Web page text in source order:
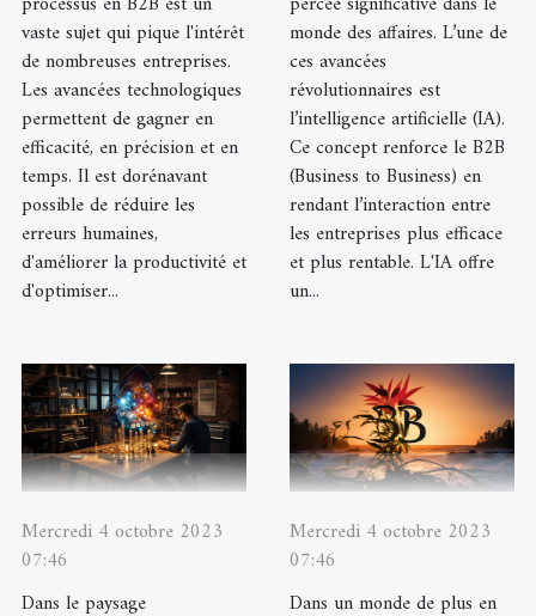
vaste sujet qui pique l'intérêt
de nombreuses entreprises.
Les avancées technologiques
permettent de gagner en
efficacité, en précision et en
temps. Il est dorénavant
possible de réduire les
erreurs humaines,
d'améliorer la productivité et
d'optimiser...
monde des affaires. L’une de
ces avancées
révolutionnaires est
l’intelligence artificielle (IA).
Ce concept renforce le B2B
(Business to Business) en
rendant l’interaction entre
les entreprises plus efficace
et plus rentable. L'IA offre
un...
Mercredi 4 octobre 2023
07:46
Dans le paysage
Mercredi 4 octobre 2023
07:46
Dans un monde de plus en